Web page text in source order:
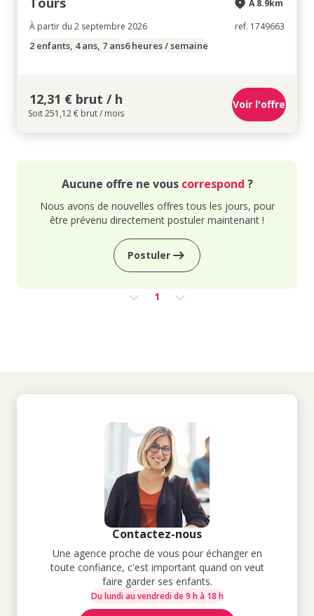
À partir du 2 septembre 2026
À 8.9km
ref. 1749663
2 enfants, 4 ans, 7 ans6 heures / semaine
12,31 € brut / h
Soit 251,12 € brut / mois
Voir l'offre
Aucune offre ne vous correspond ?
Nous avons de nouvelles offres tous les jours, pour
être prévenu directement postuler maintenant !
Postuler
1
Contactez-nous
Une agence proche de vous pour échanger en
toute confiance, c'est important quand on veut
faire garder ses enfants.
Du lundi au vendredi de 9 h à 18 h